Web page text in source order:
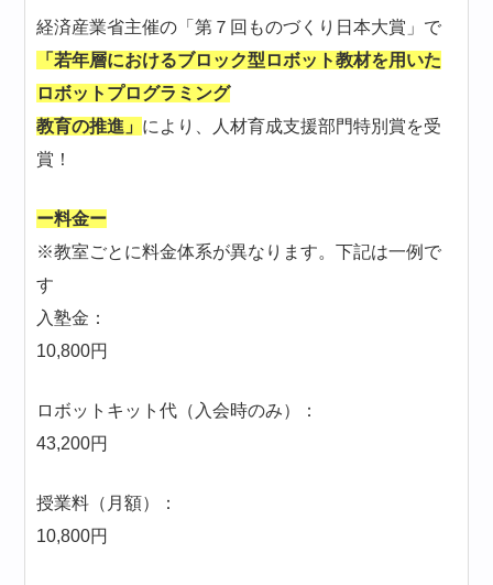
経済産業省主催の「第７回ものづくり日本大賞」で
「若年層におけるブロック型ロボット教材を用いた
ロボットプログラミング
教育の推進」 により、人材育成支援部門特別賞を受
賞！
ー料金ー
※教室ごとに料金体系が異なります。下記は一例で
す
入塾金：
10,800円
ロボットキット代（入会時のみ）：
43,200円
授業料（月額）：
10,800円